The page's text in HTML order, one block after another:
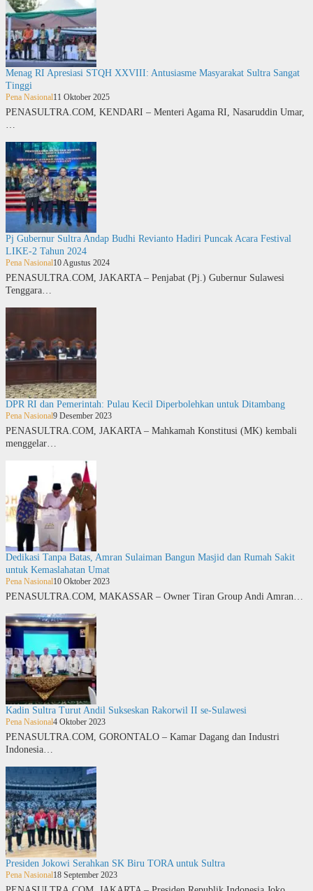
Menag RI Apresiasi STQH XXVIII: Antusiasme Masyarakat Sultra Sangat
Tinggi
Pena Nasional11 Oktober 2025
PENASULTRA.COM, KENDARI – Menteri Agama RI, Nasaruddin Umar,
Pj Gubernur Sultra Andap Budhi Revianto Hadiri Puncak Acara Festival
LIKE-2 Tahun 2024
Pena Nasional10 Agustus 2024
PENASULTRA.COM, JAKARTA – Penjabat (Pj.) Gubernur Sulawesi
Tenggara…
DPR RI dan Pemerintah: Pulau Kecil Diperbolehkan untuk Ditambang
Pena Nasional9 Desember 2023
PENASULTRA.COM, JAKARTA – Mahkamah Konstitusi (MK) kembali
menggelar…
Dedikasi Tanpa Batas, Amran Sulaiman Bangun Masjid dan Rumah Sakit
untuk Kemaslahatan Umat
Pena Nasional10 Oktober 2023
PENASULTRA.COM, MAKASSAR – Owner Tiran Group Andi Amran…
Kadin Sultra Turut Andil Sukseskan Rakorwil II se-Sulawesi
Pena Nasional4 Oktober 2023
PENASULTRA.COM, GORONTALO – Kamar Dagang dan Industri
Indonesia…
Presiden Jokowi Serahkan SK Biru TORA untuk Sultra
Pena Nasional18 September 2023